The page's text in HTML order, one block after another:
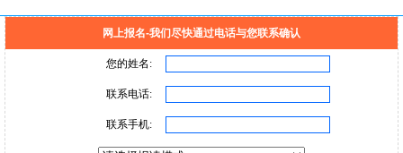
网上报名-我们尽快通过电话与您联系确认